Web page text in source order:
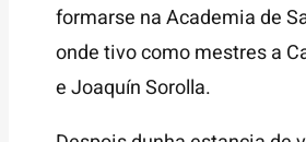
formarse na Academia de
onde tivo como mestres a
e Joaquín Sorolla.